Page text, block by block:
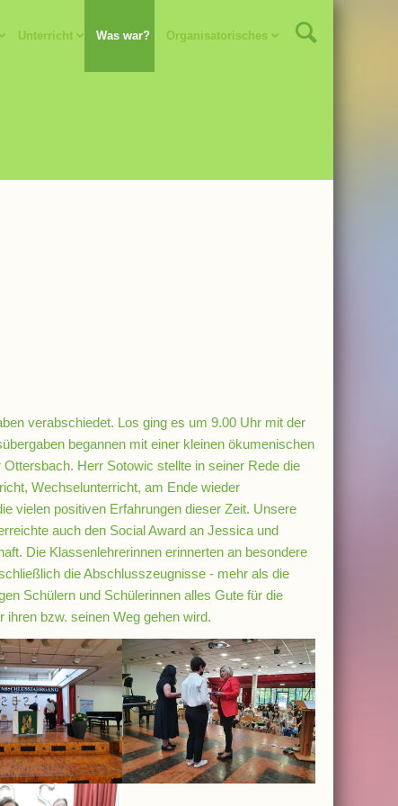
Unterricht Was war? Organisatorisches
verabschiedet. Los ging es um 9.00 Uhr mit der
begannen mit einer kleinen ökumenischen
Herr Sotowic stellte in seiner Rede die
Wechselunterricht, am Ende wieder
vielen positiven Erfahrungen dieser Zeit. Unsere
auch den Social Award an Jessica und
Die Klassenlehrerinnen erinnerten an besondere
die Abschlusszeugnisse - mehr als die
Schülern und Schülerinnen alles Gute für die
ihren bzw. seinen Weg gehen wird.